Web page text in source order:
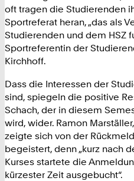
oft tragen die Studierenden
Sportreferat heran, „das als
Studierenden und dem HSZ
Sportreferentin der
Kirchhoff.
Dass die Interessen der
sind, spiegeln die positive
Schach, der in diesem
wird, wider. Ramon
zeigte sich von der
begeistert, denn „kurz nach
Kurses startete die
kürzester Zeit ausgebucht“.